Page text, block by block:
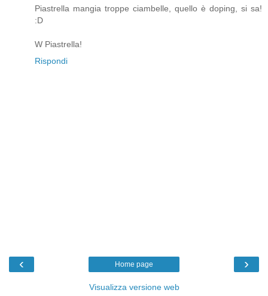
Piastrella mangia troppe ciambelle, quello è doping, si sa!
:D
W Piastrella!
Rispondi
‹ ›
Home page
Visualizza versione web